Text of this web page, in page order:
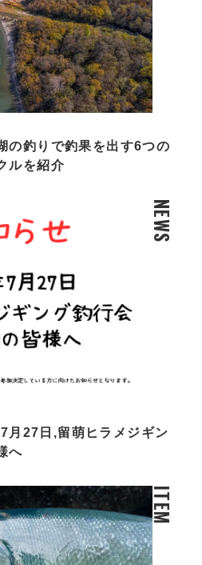
の釣りで釣果を出す6つの
ルを紹介
NEWS
月27日,留萌ヒラメジギン
へ
ITEM